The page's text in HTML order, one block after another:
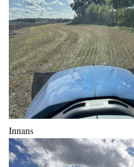
Innans